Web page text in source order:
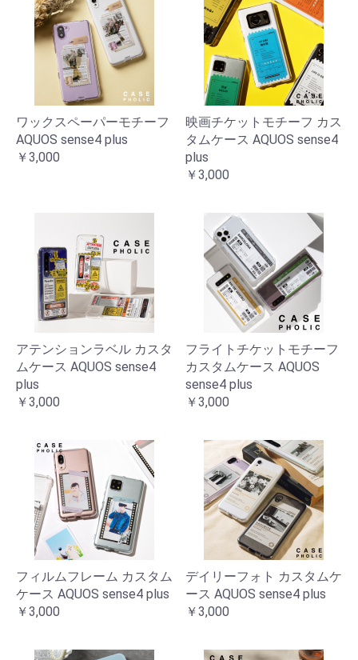
ワックスペーパーモチーフ
AQUOS sense4 plus
￥3,000
映画チケットモチーフ カス
タムケース AQUOS sense4
plus
￥3,000
アテンションラベル カスタ
ムケース AQUOS sense4
plus
￥3,000
フライトチケットモチーフ
カスタムケース AQUOS
sense4 plus
￥3,000
フィルムフレーム カスタム
ケース AQUOS sense4 plus
￥3,000
デイリーフォト カスタムケ
ース AQUOS sense4 plus
￥3,000